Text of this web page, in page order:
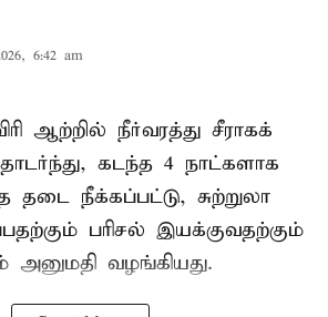
6:42 am
ஆற்றில் நீர்வரத்து சீராகக்
கடந்த 4 நாட்களாக
தடை நீக்கப்பட்டு, சுற்றுலா
பரிசல் இயக்குவதற்கும்
அனுமதி வழங்கியது.